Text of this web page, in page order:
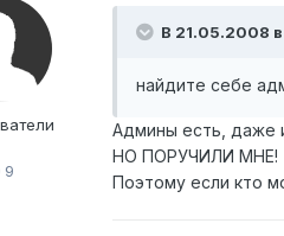
9
В 21.05.2008
найдите себе
Админы есть, даже
НО ПОРУЧИЛИ МНЕ!
Поэтому если кто